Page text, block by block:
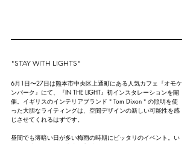
"STAY WITH LIGHTS"
6月1日〜27日は熊本市中央区上通町にある人気カフェ『オモケ
ンパーク』にて、『IN THE LIGHT』初インスタレーションを開
催。イギリスのインテリアブランド＂Tom Dixon＂の照明を使
った大胆なライティングは、空間デザインの新しい可能性を感
じさせてくれるはずです。
昼間でも薄暗い日が多い梅雨の時期にピッタリのイベント。い